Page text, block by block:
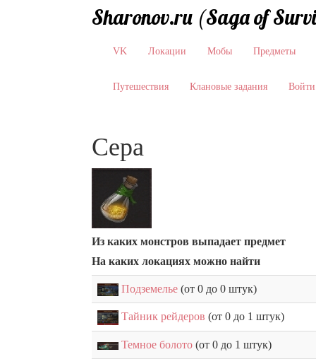
Sharonov.ru (Saga of
VK Локации Мобы Предметы
Путешествия Клановые задания Войти
Сера
Из каких монстров выпадает предмет
На каких локациях можно найти
Подземелье (от 0 до 0 штук)
Тайник рейдеров (от 0 до 1 штук)
Темное болото (от 0 до 1 штук)